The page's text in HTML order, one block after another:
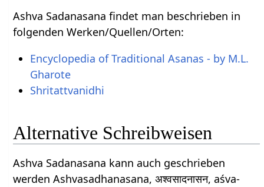
Ashva Sadanasana findet man beschrieben in
folgenden Werken/Quellen/Orten:
Encyclopedia of Traditional Asanas - by M.L.
Gharote
Shritattvanidhi
Alternative Schreibweisen
Ashva Sadanasana kann auch geschrieben
werden Ashvasadhanasana, अश्वसादनासन, aśva-